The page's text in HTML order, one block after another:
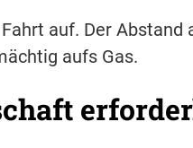
auf. Der
aufs Gas.